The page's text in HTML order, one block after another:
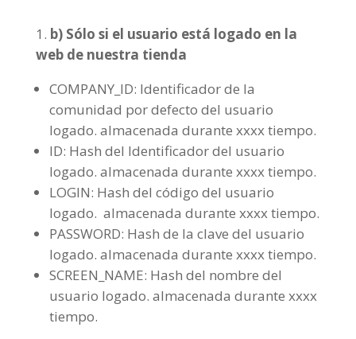
b) Sólo si el usuario está logado en la
web de nuestra tienda
COMPANY_ID: Identificador de la
comunidad por defecto del usuario
logado. almacenada durante xxxx tiempo.
ID: Hash del Identificador del usuario
logado. almacenada durante xxxx tiempo.
LOGIN: Hash del código del usuario
logado. almacenada durante xxxx tiempo.
PASSWORD: Hash de la clave del usuario
logado. almacenada durante xxxx tiempo.
SCREEN_NAME: Hash del nombre del
usuario logado. almacenada durante xxxx
tiempo.